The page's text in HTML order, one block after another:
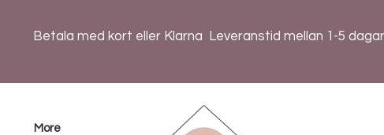
Betala med kort eller Klarna Leveranstid mellan 1-5 dagar
More